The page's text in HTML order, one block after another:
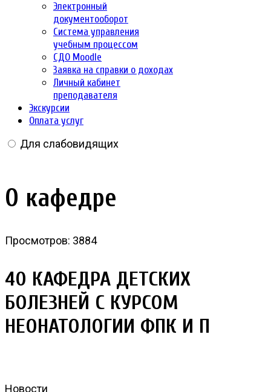
Электронный
документооборот
Система управления
учебным процессом
СДО Moodle
Заявка на справки о доходах
Личный кабинет
преподавателя
Экскурсии
Оплата услуг
Для слабовидящих
О кафедре
Просмотров: 3884
40 КАФЕДРА ДЕТСКИХ
БОЛЕЗНЕЙ С КУРСОМ
НЕОНАТОЛОГИИ ФПК И П
Новости